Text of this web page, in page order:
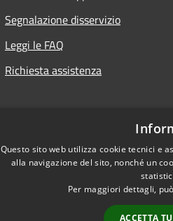
Segnalazione disservizio
Leggi le FAQ
Richiesta assistenza
Questo sito web utilizza cookie tecnici e
alla navigazione del sito, nonché un
Per maggiori dettagli,
ACCETTA